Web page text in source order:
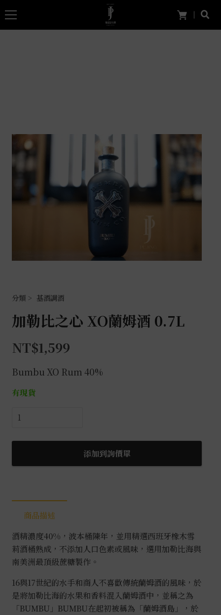
基酒調酒
加勒比之心 XO蘭姆酒 0.7L
NT$1,599
Bumbu XO Rum 40%
有現貨
加
比
心
姆
數
量
添加到詢價單
商品描述
酒精濃度40%，波本桶陳年，並用精選西班牙橡木雪
莉酒桶熟成，不添加人口色素或風味，選用加勒比海與
南美洲最頂級蔗糖製作。
16與17世紀的水手和商人不喜歡傳統蘭姆酒的風味，於
是將加勒比海的水果和香料混入蘭姆酒中，並稱之為
「BUMBU」BUMBU在起初被稱為「蘭姆酒島」，於